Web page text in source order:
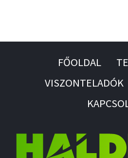
FŐOLDAL
VISZONTELADÓK